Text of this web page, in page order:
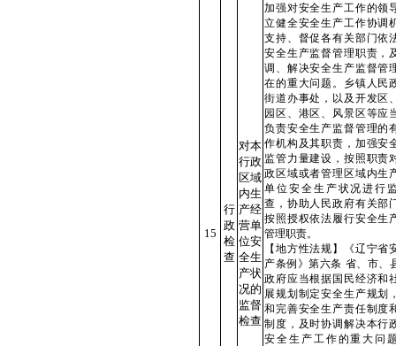
15
行
政
检
查
对本
行政
区域
内生
产经
营单
位安
全生
产状
况的
监督
检查
加强对安全生产工作的领
立健全安全生产工作协调
支持、督促各有关部门依
安全生产监督管理职责，
调、解决安全生产监督管
在的重大问题。乡镇人民
街道办事处，以及开发区
园区、港区、风景区等应
负责安全生产监督管理的
作机构及其职责，加强安
监管力量建设，按照职责
政区域或者管理区域内生
单位安全生产状况进行
查，协助人民政府有关部
按照授权依法履行安全生
管理职责。
【地方性法规】《辽宁省
产条例》第六条 省、市、
政府应当根据国民经济和
展规划制定安全生产规划
和完善安全生产责任制度
制度，及时协调解决本行
安全生产工作的重大问